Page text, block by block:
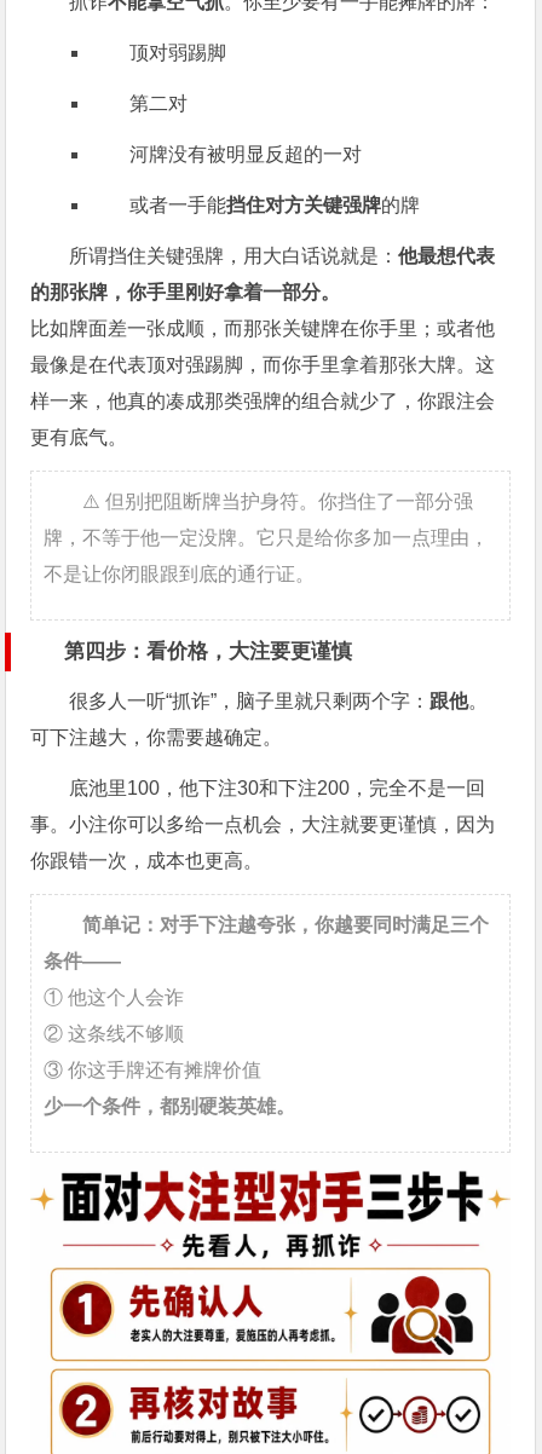
顶对弱踢脚
第二对
河牌没有被明显反超的一对
或者一手能挡住对方关键强牌的牌
所谓挡住关键强牌，用大白话说就是：他最想代表
的那张牌，你手里刚好拿着一部分。
比如牌面差一张成顺，而那张关键牌在你手里；或者他
最像是在代表顶对强踢脚，而你手里拿着那张大牌。这
样一来，他真的凑成那类强牌的组合就少了，你跟注会
更有底气。
⚠️ 但别把阻断牌当护身符。你挡住了一部分强
牌，不等于他一定没牌。它只是给你多加一点理由，
不是让你闭眼跟到底的通行证。
第四步：看价格，大注要更谨慎
很多人一听“抓诈”，脑子里就只剩两个字： 跟他。
可下注越大，你需要越确定。
底池里100，他下注30和下注200，完全不是一回
事。小注你可以多给一点机会，大注就要更谨慎，因为
你跟错一次，成本也更高。
简单记：对手下注越夸张，你越要同时满足三个
条件——
① 他这个人会诈
② 这条线不够顺
③ 你这手牌还有摊牌价值
少一个条件，都别硬装英雄。